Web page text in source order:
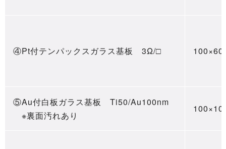
④Pt付テンパックスガラス基板 3Ω/□
⑤Au付白板ガラス基板 Ti50/Au100nm
※裏面汚れあり